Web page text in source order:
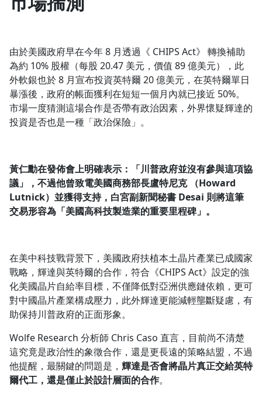
由於美國政府早在今年 8 月透過《 CHIPS Act》 轉換補助
為約 10% 股權（每股 20.47 美元，價值 89 億美元），此
外軟銀也於 8 月宣布投資英特爾 20 億美元，在英特爾單日
暴漲後，政府的帳面獲利在短短一個月內就已接近 50%。
市場一度猜測這場合作是否帶有政治因素，外界懷疑輝達的
投資是否也是一種「政治保險」。
黃仁勳在發佈會上明確表示：「川普政府並沒有參與這項協
議」，不過他曾致電美國商務部長盧特尼克 （Howard
Lutnick）並獲得支持，白宮副新聞秘書 Desai 則將這筆
交易形容為「美國高科技製造業的重要里程碑」。
在美中科技戰背景下，美國政府扶植本土晶片產業已成國家
戰略，輝達與英特爾的合作，符合《CHIPS Act》設定的強
化美國晶片自給率目標，不僅降低對亞洲供應鏈依賴，更可
對中國晶片產業構成壓力，此外輝達更能減輕壟斷疑慮，有
助保持川普政府的正面形象。
Wolfe Research 分析師 Chris Caso 直言，目前尚不清楚
這究竟是政治性的象徵合作，還是更長遠的策略結盟，不過
他提醒，最關鍵的問題是， 輝達是否會將晶片真正交給英特
爾代工，還是僅止於設計層面的合作。